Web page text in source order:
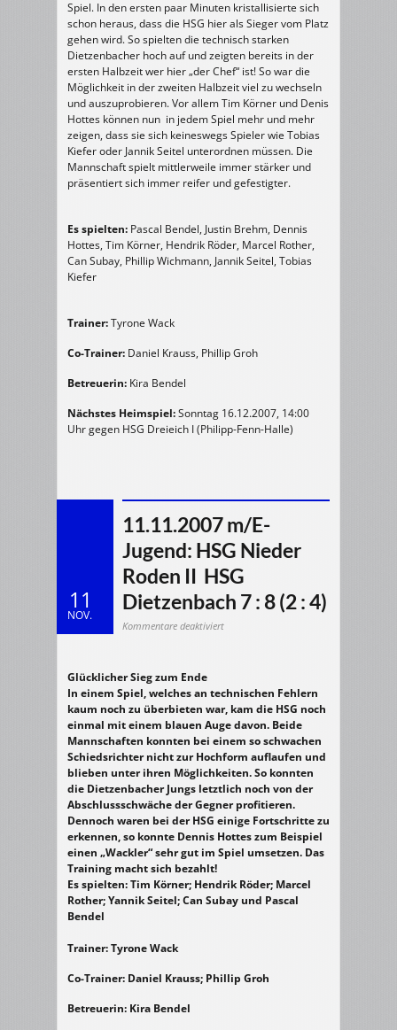
22
:
17
(11
:
4)
Spiel. In den ersten paar Minuten kristallisierte sich
schon heraus, dass die HSG hier als Sieger vom Platz
gehen wird. So spielten die technisch starken
Dietzenbacher hoch auf und zeigten bereits in der
ersten Halbzeit wer hier „der Chef“ ist! So war die
Möglichkeit in der zweiten Halbzeit viel zu wechseln
und auszuprobieren. Vor allem Tim Körner und Denis
Hottes können nun in jedem Spiel mehr und mehr
zeigen, dass sie sich keineswegs Spieler wie Tobias
Kiefer oder Jannik Seitel unterordnen müssen. Die
Mannschaft spielt mittlerweile immer stärker und
präsentiert sich immer reifer und gefestigter.
Es spielten: Pascal Bendel, Justin Brehm, Dennis
Hottes, Tim Körner, Hendrik Röder, Marcel Rother,
Can Subay, Phillip Wichmann, Jannik Seitel, Tobias
Kiefer
Trainer:Tyrone Wack
Co-Trainer: Daniel Krauss, Phillip Groh
Betreuerin: Kira Bendel
Nächstes Heimspiel:Sonntag 16.12.2007, 14:00
Uhr gegen HSG Dreieich I (Philipp-Fenn-Halle)
11
NOV.
11.11.2007 m/E-
Jugend: HSG Nieder
Roden II  HSG
Dietzenbach 7 : 8 (2 : 4)
Kommentare deaktiviertfür
II
HSG
Dietzenbach
7
:
8
(2
:
4)
Glücklicher Sieg zum Ende
In einem Spiel, welches an technischen Fehlern
kaum noch zu überbieten war, kam die HSG noch
einmal mit einem blauen Auge davon. Beide
Mannschaften konnten bei einem so schwachen
Schiedsrichter nicht zur Hochform auflaufen und
blieben unter ihren Möglichkeiten. So konnten
die Dietzenbacher Jungs letztlich noch von der
Abschlussschwäche der Gegner profitieren.
Dennoch waren bei der HSG einige Fortschritte zu
erkennen, so konnte Dennis Hottes zum Beispiel
einen „Wackler“ sehr gut im Spiel umsetzen. Das
Training macht sich bezahlt!
Es spielten:Tim Körner; Hendrik Röder; Marcel
Rother; Yannik Seitel; Can Subay und Pascal
Bendel
Trainer:Tyrone Wack
Co-Trainer: Daniel Krauss; Phillip Groh
Betreuerin: Kira Bendel